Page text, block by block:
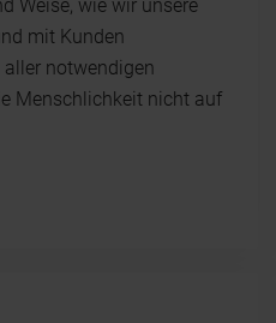
Weise, wie wir unsere
mit Kunden
notwendigen
Menschlichkeit nicht auf